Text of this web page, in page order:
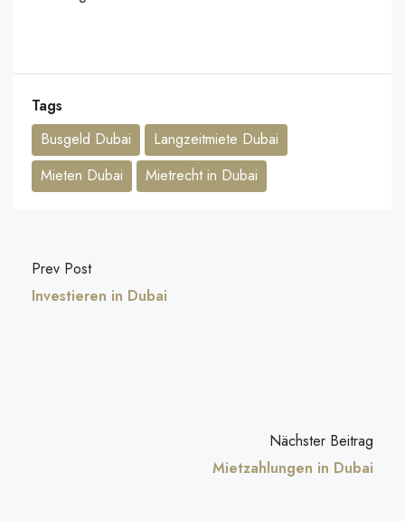
Tags
Busgeld Dubai
Langzeitmiete Dubai
Mieten Dubai
Mietrecht in Dubai
Prev Post
Investieren in Dubai
Nächster Beitrag
Mietzahlungen in Dubai